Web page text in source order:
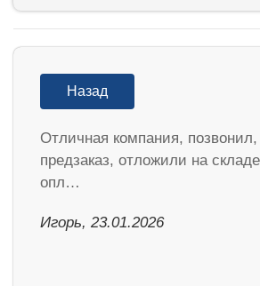
Назад
Отличная компания,
предзаказ, отложили на
опл…
Игорь, 23.01.2026